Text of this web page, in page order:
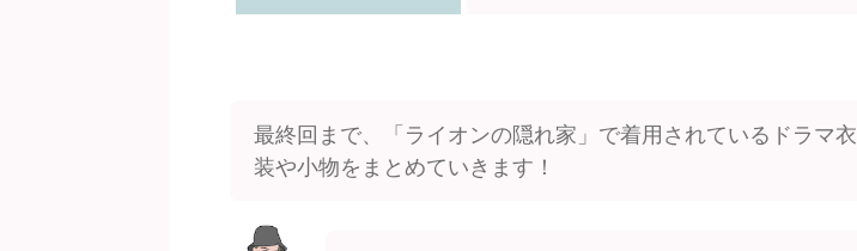
最終回まで、「ライオンの隠れ家」で着用されているドラマ衣
装や小物をまとめていきます！